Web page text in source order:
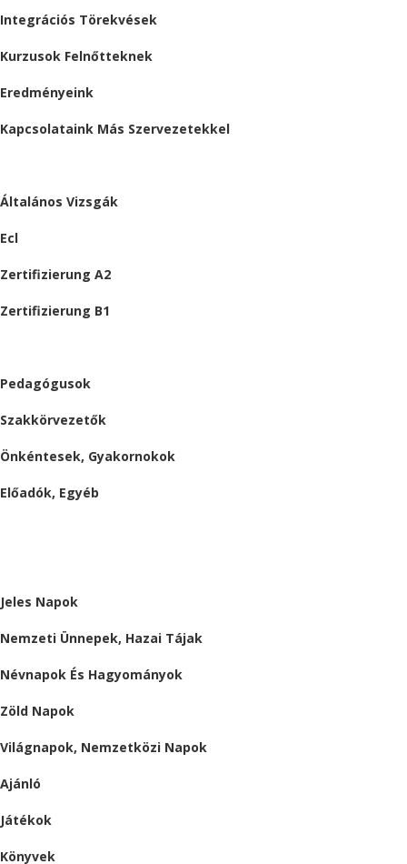
Integrációs Törekvések
Kurzusok Felnőtteknek
Eredményeink
Kapcsolataink Más Szervezetekkel
Általános Vizsgák
Ecl
Zertifizierung A2
Zertifizierung B1
Pedagógusok
Szakkörvezetők
Önkéntesek, Gyakornokok
Előadók, Egyéb
Jeles Napok
Nemzeti Ünnepek, Hazai Tájak
Névnapok És Hagyományok
Zöld Napok
Világnapok, Nemzetközi Napok
Ajánló
Játékok
Könyvek